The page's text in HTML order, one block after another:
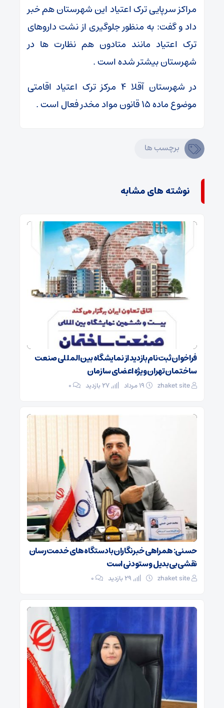
مراکز سرپایی ترک اعتیاد این شهرستان هم خبر
داد و گفت: به منظور جلوگیری از نشت داروهای
ترک اعتیاد مانند متادون هم نظارت ها در
شهرستان بیشتر شده است .
در شهرستان آقلا ۴ مرکز ترک اعتیاد اقامتی
موضوع ماده ۱۵ قانون مواد مخدر فعال است .
برچسب ها
نوشته های مشابه
فراخوان ثبت‌نام بازدید از نمایشگاه بین‌المللی صنعت
ساختمان تهران ویژه اعضای سازمان
zhaket site ۰
حسنی: همراهی خبرنگاران با دستگاه های خدمت رسان
نقشی بی بدیل و ستودنی است
zhaket site ۰